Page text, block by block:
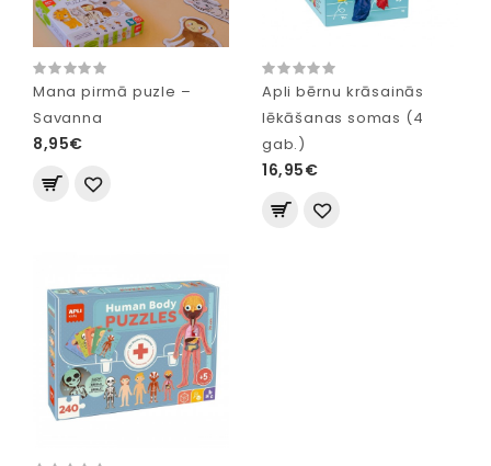
Mana pirmā puzle –
Savanna
8,95€
Apli bērnu krāsainās
lēkāšanas somas (4
gab.)
16,95€